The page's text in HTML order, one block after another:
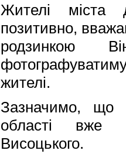
Жителі міста
позитивно,
родзинкою
жителі.
Зазначимо, що
області вже